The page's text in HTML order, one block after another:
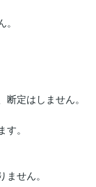
定はしません。
。
せん。